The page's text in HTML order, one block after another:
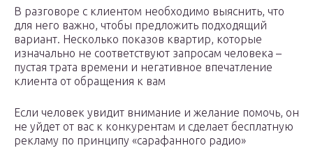
В разговоре с клиентом необходимо выяснить, что
для него важно, чтобы предложить подходящий
вариант. Несколько показов квартир, которые
изначально не соответствуют запросам человека –
пустая трата времени и негативное впечатление
клиента от обращения к вам
Если человек увидит внимание и желание помочь, он
не уйдет от вас к конкурентам и сделает бесплатную
рекламу по принципу «сарафанного радио»